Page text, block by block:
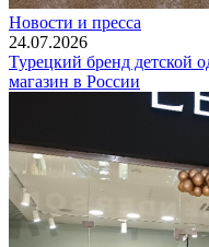
Новости и пресса
24.07.2026
Турецкий бренд детской
магазин в России